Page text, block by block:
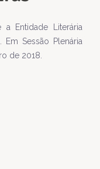
Entidade Literária
Sessão Plenária
de 2018.